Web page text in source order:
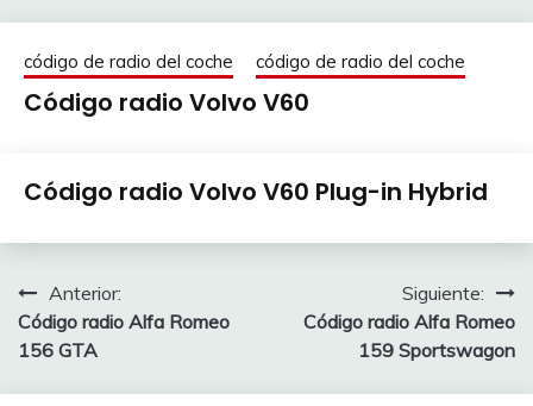
código de radio del coche código de radio del coche
Código radio Volvo V60
marzo
Código radio Volvo V60 Plug-in Hybrid
2021
Navegación
de
entradas
Anterior:
Código radio Alfa Romeo
156 GTA
Siguiente:
Código radio Alfa Romeo
159 Sportswagon